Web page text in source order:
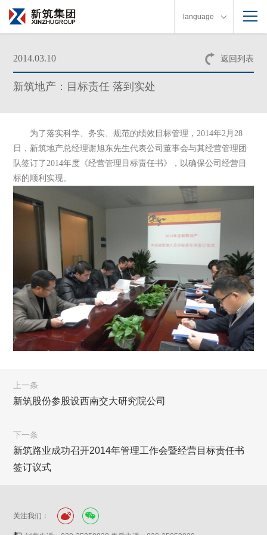
language
返回列表
2014.03.10
新筑地产：目标责任 落到实处
为了落实科学、务实、规范的绩效目标管理，2014年2月28
日，新筑地产总经理谢旭东先生代表公司董事会与其经营管理团
队签订了2014年度《经营管理目标责任书》，以确保公司经营目
标的顺利实现。
上一条
新筑股份参股设西南交大研究院公司
下一条
新筑路业成功召开2014年管理工作会暨经营目标责任书
签订议式
关注我们：